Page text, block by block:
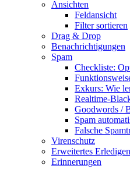
Ansichten
Feldansicht
Filter sortieren
Drag & Drop
Benachrichtigungen
Spam
Checkliste:
Exkurs: Wie
Realtime-
Goodwords /
Spam
Falsche
Virenschutz
Erweitertes Erledigen
Erinnerungen